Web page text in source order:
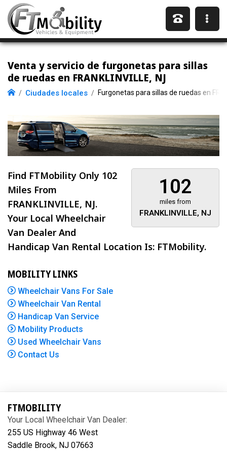
Venta y servicio de furgonetas para sillas
de ruedas en FRANKLINVILLE, NJ
Ciudades locales Furgonetas para sillas de ruedas en
102
miles from
FRANKLINVILLE, NJ
Find FTMobility Only 102
Miles From
FRANKLINVILLE, NJ.
Your Local Wheelchair
Van Dealer And
Handicap Van Rental Location Is: FTMobility.
MOBILITY LINKS
Wheelchair Vans For Sale
Wheelchair Van Rental
Handicap Van Service
Mobility Products
Used Wheelchair Vans
Contact Us
FTMOBILITY
Your Local Wheelchair Van Dealer:
255 US Highway 46 West
Saddle Brook, NJ 07663